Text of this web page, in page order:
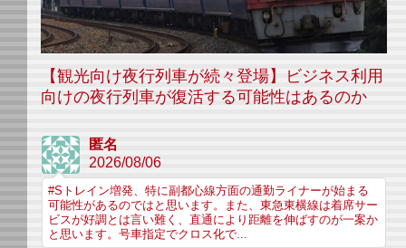
【観光向け夜行列車が続々登場】ビジネス利用
向けの夜行列車が復活する可能性はあるのか
匿名
2026/08/06
#Sトレイン増発、特に副都心線方面の通勤ライナーが始まる
可能性があるのではと思います。また、東急東横線は着席サー
ビスが好調とは言い難く、直通により距離を伸ばすのが一案か
と思います。号車指定でクロス化で...